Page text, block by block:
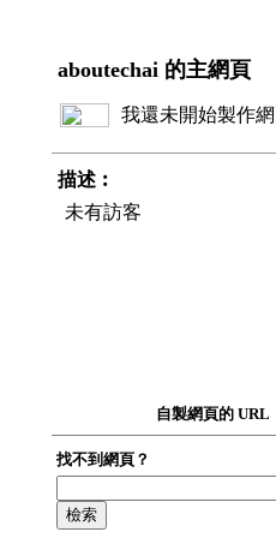
aboutechai 的主網頁
我還未開始製作
描述︰
未有訪客
自製網頁的 URL
找不到網頁？